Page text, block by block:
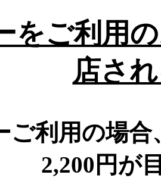
をご利用
店さ
ご利用の場
2,200円が